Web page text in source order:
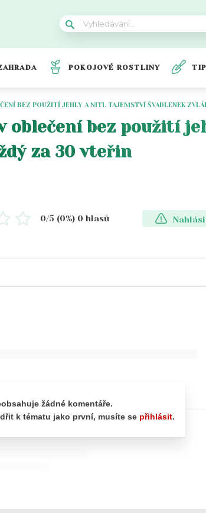
POKOJOVÉ ROSTLINY
BEZ POUŽITÍ JEHLY A NITI. TAJEMSTVÍ ŠVADLENEK
oblečení bez použití
za 30 vteřin
0/5 (0%) 0 hlasů